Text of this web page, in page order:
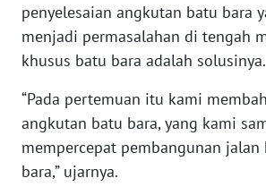
penyelesaian angkutan batu bara
menjadi permasalahan di tengah
khusus batu bara adalah solusinya.
“Pada pertemuan itu kami
angkutan batu bara, yang kami
mempercepat pembangunan
bara,” ujarnya.
WN
PAPUA
WN
RIAU
WN
SERAMBI